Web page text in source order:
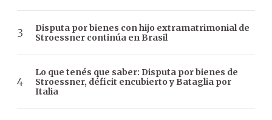
Disputa por bienes con hijo extramatrimonial de
Stroessner continúa en Brasil
Lo que tenés que saber: Disputa por bienes de
Stroessner, déficit encubierto y Bataglia por
Italia